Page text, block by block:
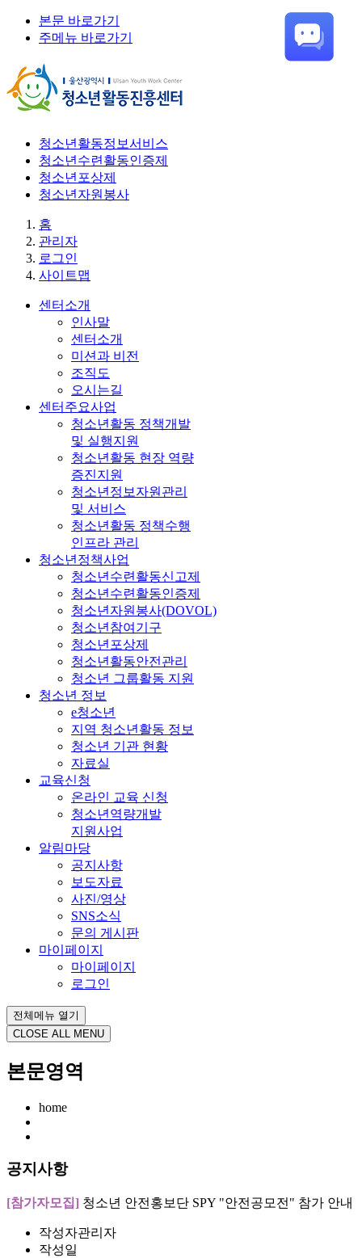
본문 바로가기
주메뉴 바로가기
청소년활동정보서비스
청소년수련활동인증제
청소년포상제
청소년자원봉사
홈
관리자
로그인
사이트맵
센터소개
인사말
센터소개
미션과 비전
조직도
오시는길
센터주요사업
청소년활동 정책개발
및 실행지원
청소년활동 현장 역량
증진지원
청소년정보자원관리
및 서비스
청소년활동 정책수행
인프라 관리
청소년정책사업
청소년수련활동신고제
청소년수련활동인증제
청소년자원봉사(DOVOL)
청소년참여기구
청소년포상제
청소년활동안전관리
청소년 그룹활동 지원
청소년 정보
e청소년
지역 청소년활동 정보
청소년 기관 현황
자료실
교육신청
온라인 교육 신청
청소년역량개발
지원사업
알림마당
공지사항
보도자료
사진/영상
SNS소식
문의 게시판
마이페이지
마이페이지
로그인
전체메뉴 열기
CLOSE ALL MENU
본문영역
home
공지사항
[참가자모집] 청소년 안전홍보단 SPY "안전공모전" 참가 안내
작성자관리자
작성일